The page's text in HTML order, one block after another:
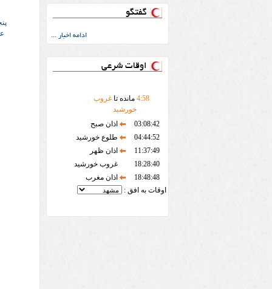
گفتگو
ادامه اخبار ...
اوقات شرعی
4:58 مانده تاغروب
خورشید
03:08:42
اذان صبح
04:44:52
طلوع خورشید
11:37:49
اذان ظهر
18:28:40
غروب خورشید
18:48:48
اذان مغرب
اوقات به افق :